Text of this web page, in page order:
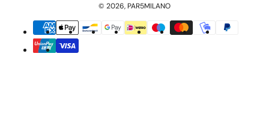
© 2026, PAR5MILANO